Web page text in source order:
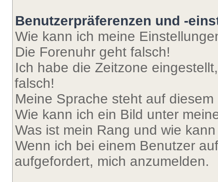
Benutzerpräferenzen und -
Wie kann ich meine
Die Forenuhr geht falsch!
Ich habe die Zeitzone
falsch!
Meine Sprache steht auf
Wie kann ich ein Bild unter
Was ist mein Rang und wie
Wenn ich bei einem Benutzer
aufgefordert, mich anzumelden.